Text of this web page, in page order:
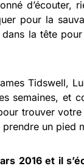
d’écouter,
pour la
la tête
Tidswell,
semaines, et
trouver
un pied
2016 et il